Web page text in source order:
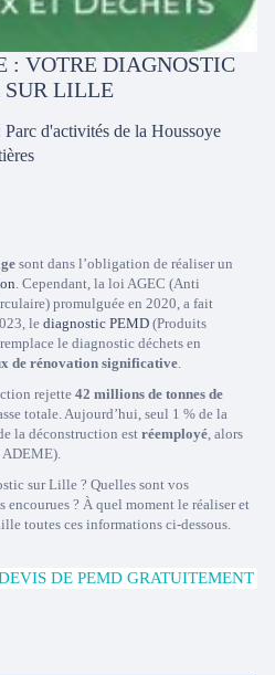
: VOTRE DIAGNOSTIC
LILLE
d'activités de la Houssoye
sont dans l’obligation de réaliser un
. Cependant, la loi AGEC (Anti
promulguée en 2020, a fait
le diagnostic PEMD (Produits
le diagnostic déchets en
de rénovation significative.
rejette 42 millions de tonnes de
totale. Aujourd’hui, seul 1 % de la
la déconstruction est réemployé, alors
ADEME).
sur Lille ? Quelles sont vos
? À quel moment le réaliser et
toutes ces informations ci-dessous.
DE PEMD GRATUITEMENT